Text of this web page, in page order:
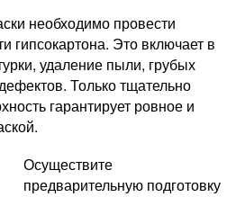
необходимо провести
гипсокартона. Это включает в
удаление пыли, грубых
Только тщательно
гарантирует ровное и
Осуществите
предварительную подготовку